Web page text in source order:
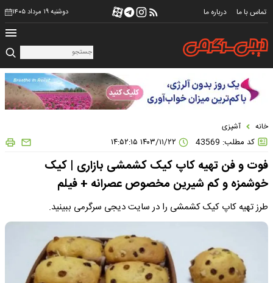
تماس با ما درباره ما دوشنبه ۱۹ مرداد ۱۴۰۵
خانه آشپزی
کد مطلب: 43569
فوت و فن تهیه کاپ کیک کشمشی بازاری | کیک
خوشمزه و کم شیرین مخصوص عصرانه + فیلم
طرز تهیه کاپ کیک کشمشی را در سایت دیجی سرگرمی ببینید.